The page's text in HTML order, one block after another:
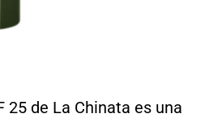
25 de La Chinata es una